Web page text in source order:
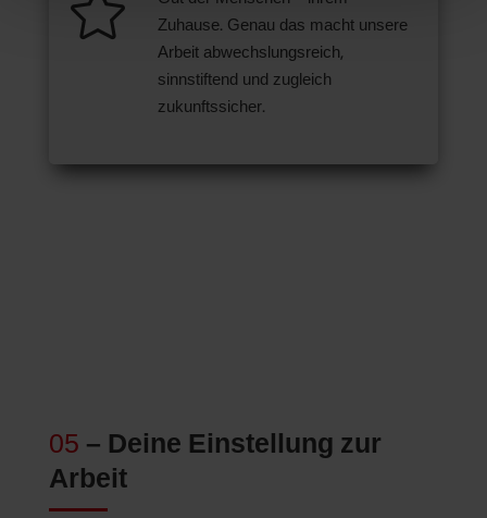

Zuhause. Genau das macht unsere
Arbeit abwechslungsreich,
sinnstiftend und zugleich
zukunftssicher.
05 – Deine Einstellung zur
Arbeit